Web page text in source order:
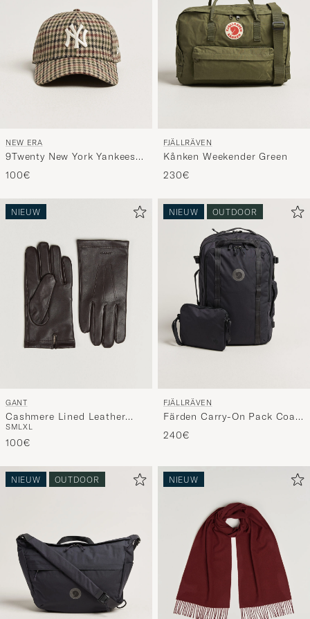
NEW ERA
9Twenty New York Yankees
Cap Check
100€
FJÄLLRÄVEN
Kånken Weekender Green
230€
NIEUW
GANT
Cashmere Lined Leather
Glove Deep Brown
SMLXL
100€
NIEUW OUTDOOR
FJÄLLRÄVEN
Färden Carry-On Pack Coal
Black
240€
NIEUW OUTDOOR NIEUW